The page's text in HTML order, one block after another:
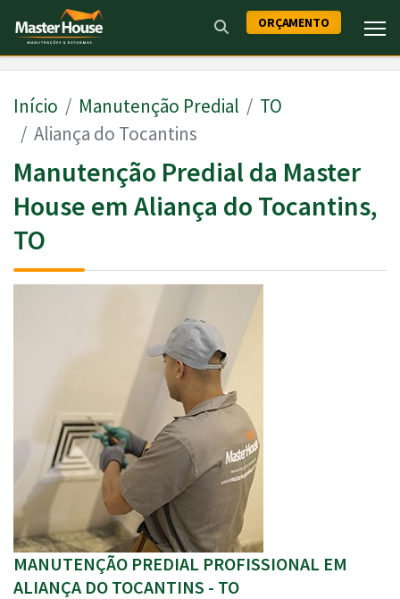
ORÇAMENTO
Início Manutenção Predial
TO
Aliança do Tocantins
Manutenção Predial da Master
House em Aliança do Tocantins,
TO
MANUTENÇÃO PREDIAL PROFISSIONAL EM
ALIANÇA DO TOCANTINS - TO